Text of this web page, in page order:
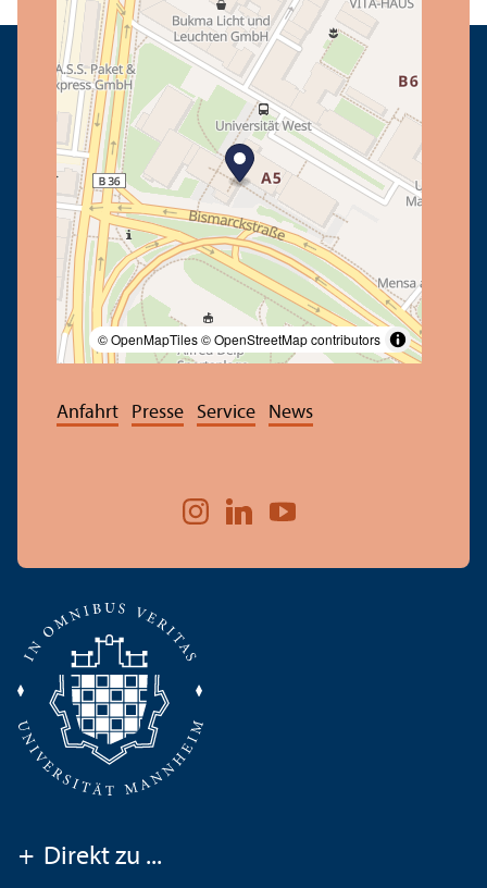
© OpenMapTiles© OpenStreetMap contributors
Anfahrt Presse Service News
+ Direkt zu ...